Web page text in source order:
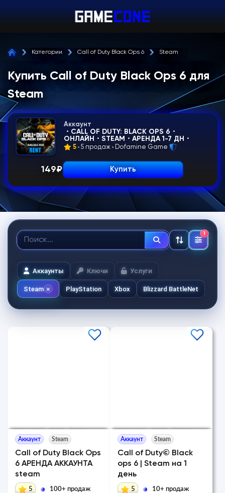
Категории Call of Duty Black Ops 6 Steam
Купить Call of Duty Black Ops 6 для
Steam
Аккаунт
・CALL OF DUTY: BLACK OPS 6・
ОНЛАЙН・STEAM・АРЕНДА 1-7 ДН・
5 5 продаж Dofamine Game
149₽ Купить
1
Аккаунты Ключи Услуги
Steam PlayStation Xbox Blizzard BattleNet
Аккаунт Steam
Call of Duty Black Ops
6 АРЕНДА АККАУНТА
steam
5 100+ продаж
Аккаунт Steam
Call of Duty© Black
ops 6 | Steam на 1
день
5 10+ продаж